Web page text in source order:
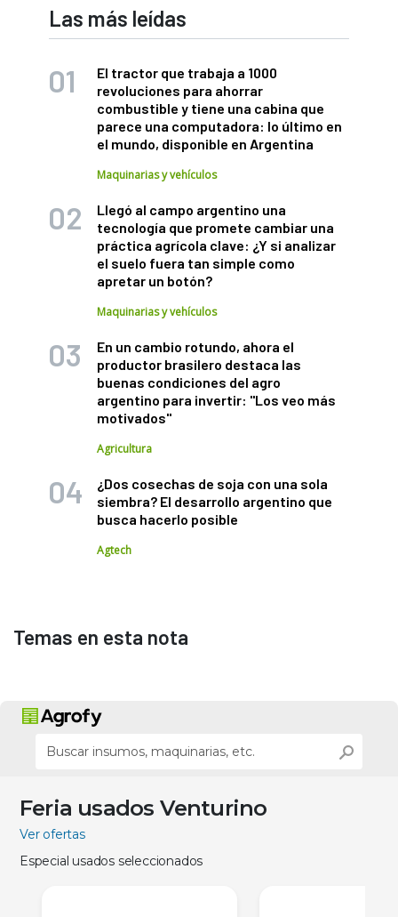
Las más leídas
El tractor que trabaja a 1000
revoluciones para ahorrar
combustible y tiene una cabina que
parece una computadora: lo último en
el mundo, disponible en Argentina
Maquinarias y vehículos
Llegó al campo argentino una
tecnología que promete cambiar una
práctica agrícola clave: ¿Y si analizar
el suelo fuera tan simple como
apretar un botón?
Maquinarias y vehículos
En un cambio rotundo, ahora el
productor brasilero destaca las
buenas condiciones del agro
argentino para invertir: "Los veo más
motivados"
Agricultura
¿Dos cosechas de soja con una sola
siembra? El desarrollo argentino que
busca hacerlo posible
Agtech
Temas en esta nota
Feria usados Venturino
Ver ofertas
Especial usados seleccionados